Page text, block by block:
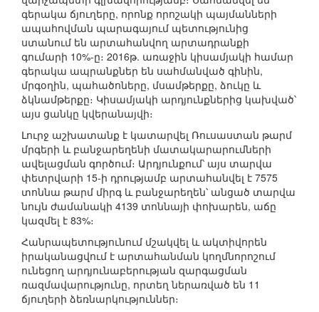
գերակա ճյուղերը, որոնք որոշակի պայմանների
ապահովման պարագայում պետությունից
ստանում են արտահանվող արտադրանքի
գումարի 10%-ը։ 2016թ. առաջին կիսամյակի համար
գերակա ապրանքներ են սահմանված գինին,
մրգօղին, պահածոները, մսամթերքը, ձուկը և
ձկնամթերքը։ Կիսամյակի արդյունքներից կախված՝
այս ցանկը կվերանայվի։
Լուրջ աշխատանք է կատարվել Ռուսաստան թարմ
մրգերի և բանջարեղենի մատակարարումների
ավելացման գործում։ Արդյունքում՝ այս տարվա
փետրվարի 15-ի դրությամբ արտահանվել է 7575
տոննա թարմ միրգ և բանջարեղեն՝ անցած տարվա
նույն ժամանակի 4139 տոննայի փոխարեն, աճը
կազմել է 83%։
Հանրապետությունում մշակվել և ակտիվորեն
իրականացվում է արտահանման կողմնորոշում
ունեցող արդյունաբերության զարգացման
ռազմավարությունը, որտեղ ներառված են 11
ճյուղերի ձեռնարկություններ։